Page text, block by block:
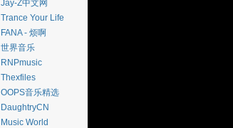
Jay-Z中文网
Trance Your Life
FANA - 烦啊
世界音乐
RNPmusic
Thexfiles
OOPS音乐精选
DaughtryCN
Music World